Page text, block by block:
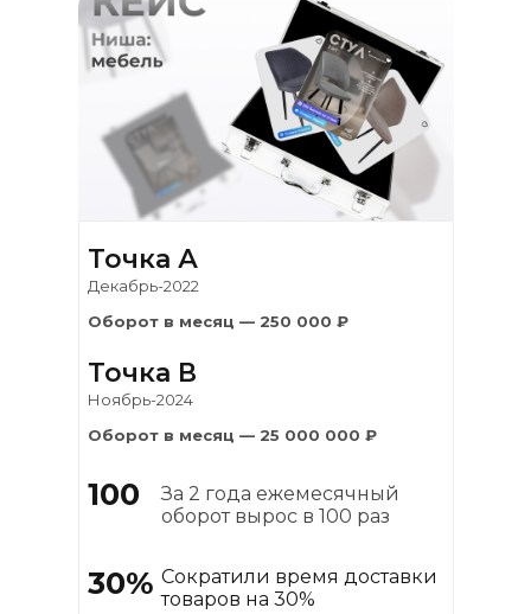
За 2 года ежемесячный
оборот вырос в 100 раз
100
Сократили время доставки
товаров на 30%
30%
Ноябрь-2024
Оборот в месяц — 25 000 000 ₽
Точка В
Декабрь-2022
Оборот в месяц — 250 000 ₽
Точка А